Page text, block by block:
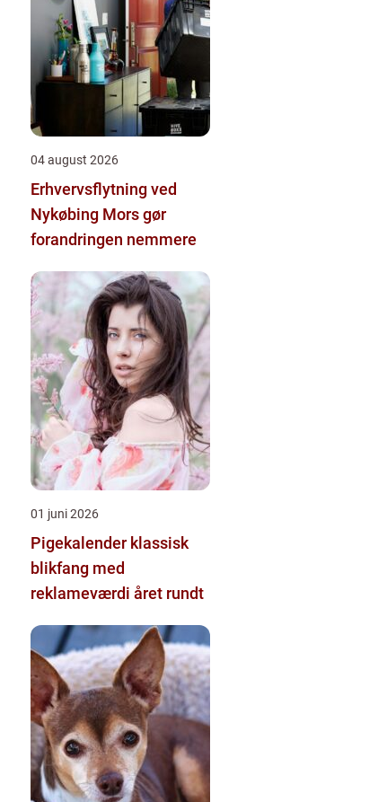
04 august 2026
Erhvervsflytning ved
Nykøbing Mors gør
forandringen nemmere
01 juni 2026
Pigekalender klassisk
blikfang med
reklameværdi året rundt